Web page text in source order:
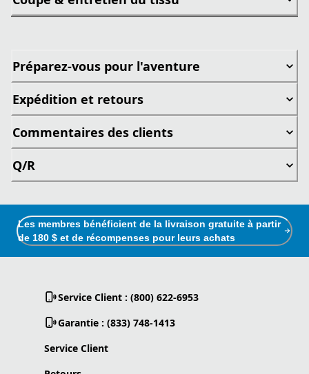
Préparez-vous pour l'aventure
Expédition et retours
Commentaires des clients
Q/R
Les membres bénéficient de la livraison gratuite à partir
de 180 $ et de récompenses pour leurs achats
Service Client : (800) 622-6953
Garantie : (833) 748-1413
Service Client